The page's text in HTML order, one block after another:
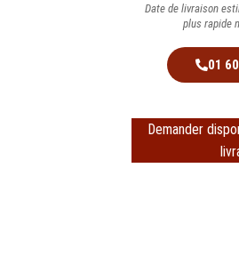
Date de livraison
plus rapide
01
Demander